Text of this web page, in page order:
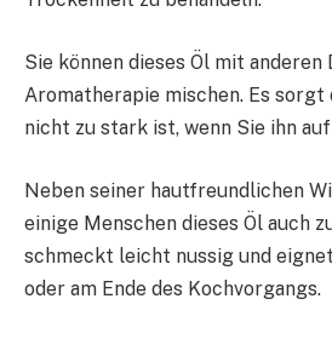
Sie können dieses Öl mit
Aromatherapie mischen. Es sorgt
nicht zu stark ist, wenn Sie ihn
Neben seiner hautfreundlichen
einige Menschen dieses Öl auch
schmeckt leicht nussig und
oder am Ende des Kochvorgangs.